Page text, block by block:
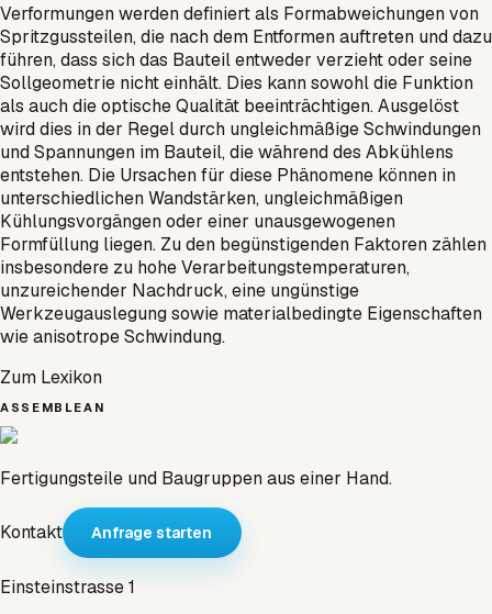
Verformungen werden definiert als Formabweichungen von
Spritzgussteilen, die nach dem Entformen auftreten und dazu
führen, dass sich das Bauteil entweder verzieht oder seine
Sollgeometrie nicht einhält. Dies kann sowohl die Funktion
als auch die optische Qualität beeinträchtigen. Ausgelöst
wird dies in der Regel durch ungleichmäßige Schwindungen
und Spannungen im Bauteil, die während des Abkühlens
entstehen. Die Ursachen für diese Phänomene können in
unterschiedlichen Wandstärken, ungleichmäßigen
Kühlungsvorgängen oder einer unausgewogenen
Formfüllung liegen. Zu den begünstigenden Faktoren zählen
insbesondere zu hohe Verarbeitungstemperaturen,
unzureichender Nachdruck, eine ungünstige
Werkzeugauslegung sowie materialbedingte Eigenschaften
wie anisotrope Schwindung.
Zum Lexikon
ASSEMBLEAN
Fertigungsteile und Baugruppen aus einer Hand.
Kontakt Anfrage starten
Einsteinstrasse 1